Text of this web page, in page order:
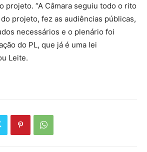
projeto. “A Câmara seguiu todo o rito
projeto, fez as audiências públicas,
necessários e o plenário foi
do PL, que já é uma lei
Leite.